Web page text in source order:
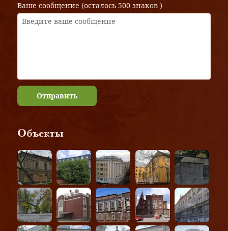
Ваше сообщение (осталось 500 знаков )
Отправить
Объекты